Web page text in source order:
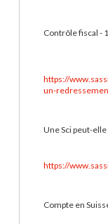
Contrôle fiscal -
https://
un-
Une Sci peut-
https://
Compte en